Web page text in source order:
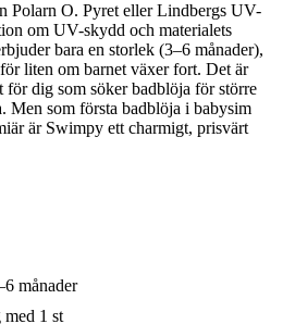
Polarn O. Pyret eller Lindbergs UV-
om UV-skydd och materialets
bara en storlek (3–6 månader),
liten om barnet växer fort. Det är
för dig som söker badblöja för större
Men som första badblöja i babysim
är Swimpy ett charmigt, prisvärt
månader
1 st